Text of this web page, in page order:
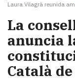
Laura Vilagrà reunida
La
anuncia
Català